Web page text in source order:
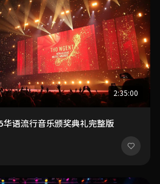
2:35:00
语流行音乐颁奖典礼完整版